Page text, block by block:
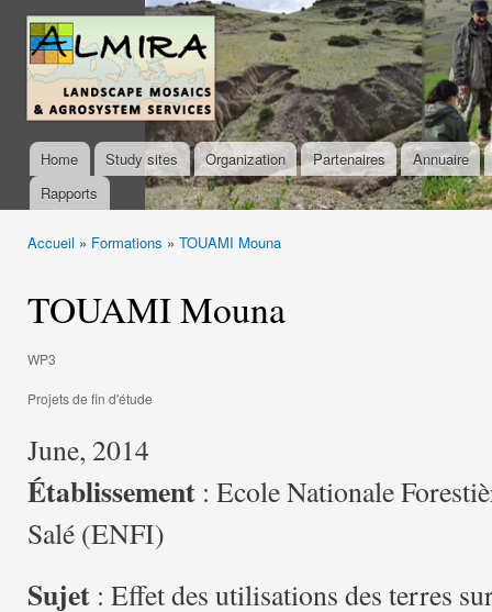
almira-
project.org
Main menu
Home Study sites Organization Partenaires
Annuaire
Rapports
Accueil » Formations » TOUAMI Mouna
TOUAMI Mouna
WP3
Projets de fin d'étude
June, 2014
Établissement : Ecole Nationale
Salé (ENFI)
Sujet : Effet des utilisations des terres